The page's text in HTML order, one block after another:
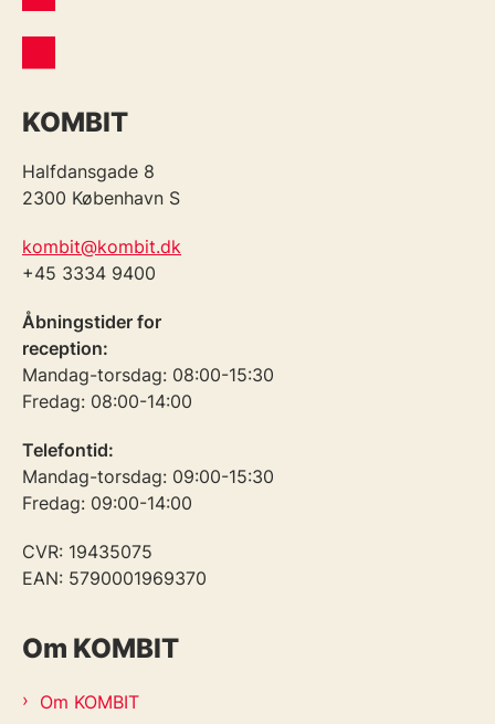
KOMBIT
Halfdansgade 8
2300 København S
kombit@kombit.dk
+45 3334 9400
Åbningstider for
reception:
Mandag-torsdag: 08:00-15:30
Fredag: 08:00-14:00
Telefontid:
Mandag-torsdag: 09:00-15:30
Fredag: 09:00-14:00
CVR: 19435075
EAN: 5790001969370
Om KOMBIT
Om KOMBIT